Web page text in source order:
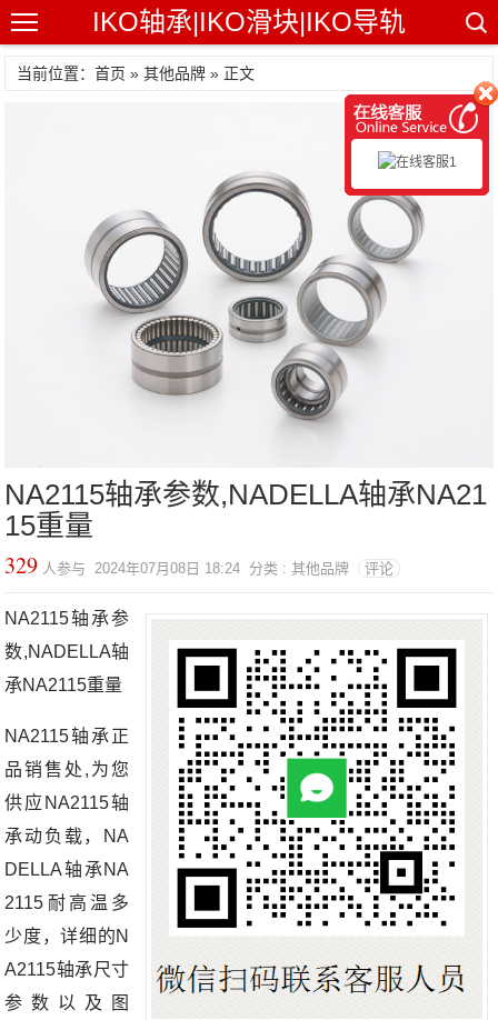
IKO轴承|IKO滑块|IKO导轨
当前位置：首页 »其他品牌 » 正文
NA2115轴承参数,NADELLA轴承NA21
15重量
329 人参与 2024年07月08日 18:24 分类 : 其他品牌 评论
NA2115轴承参
数,NADELLA轴
承NA2115重量
NA2115轴承正
品销售处,为您
供应NA2115轴
承动负载，NA
DELLA轴承NA
2115耐高温多
少度，详细的N
A2115轴承尺寸
参数以及图